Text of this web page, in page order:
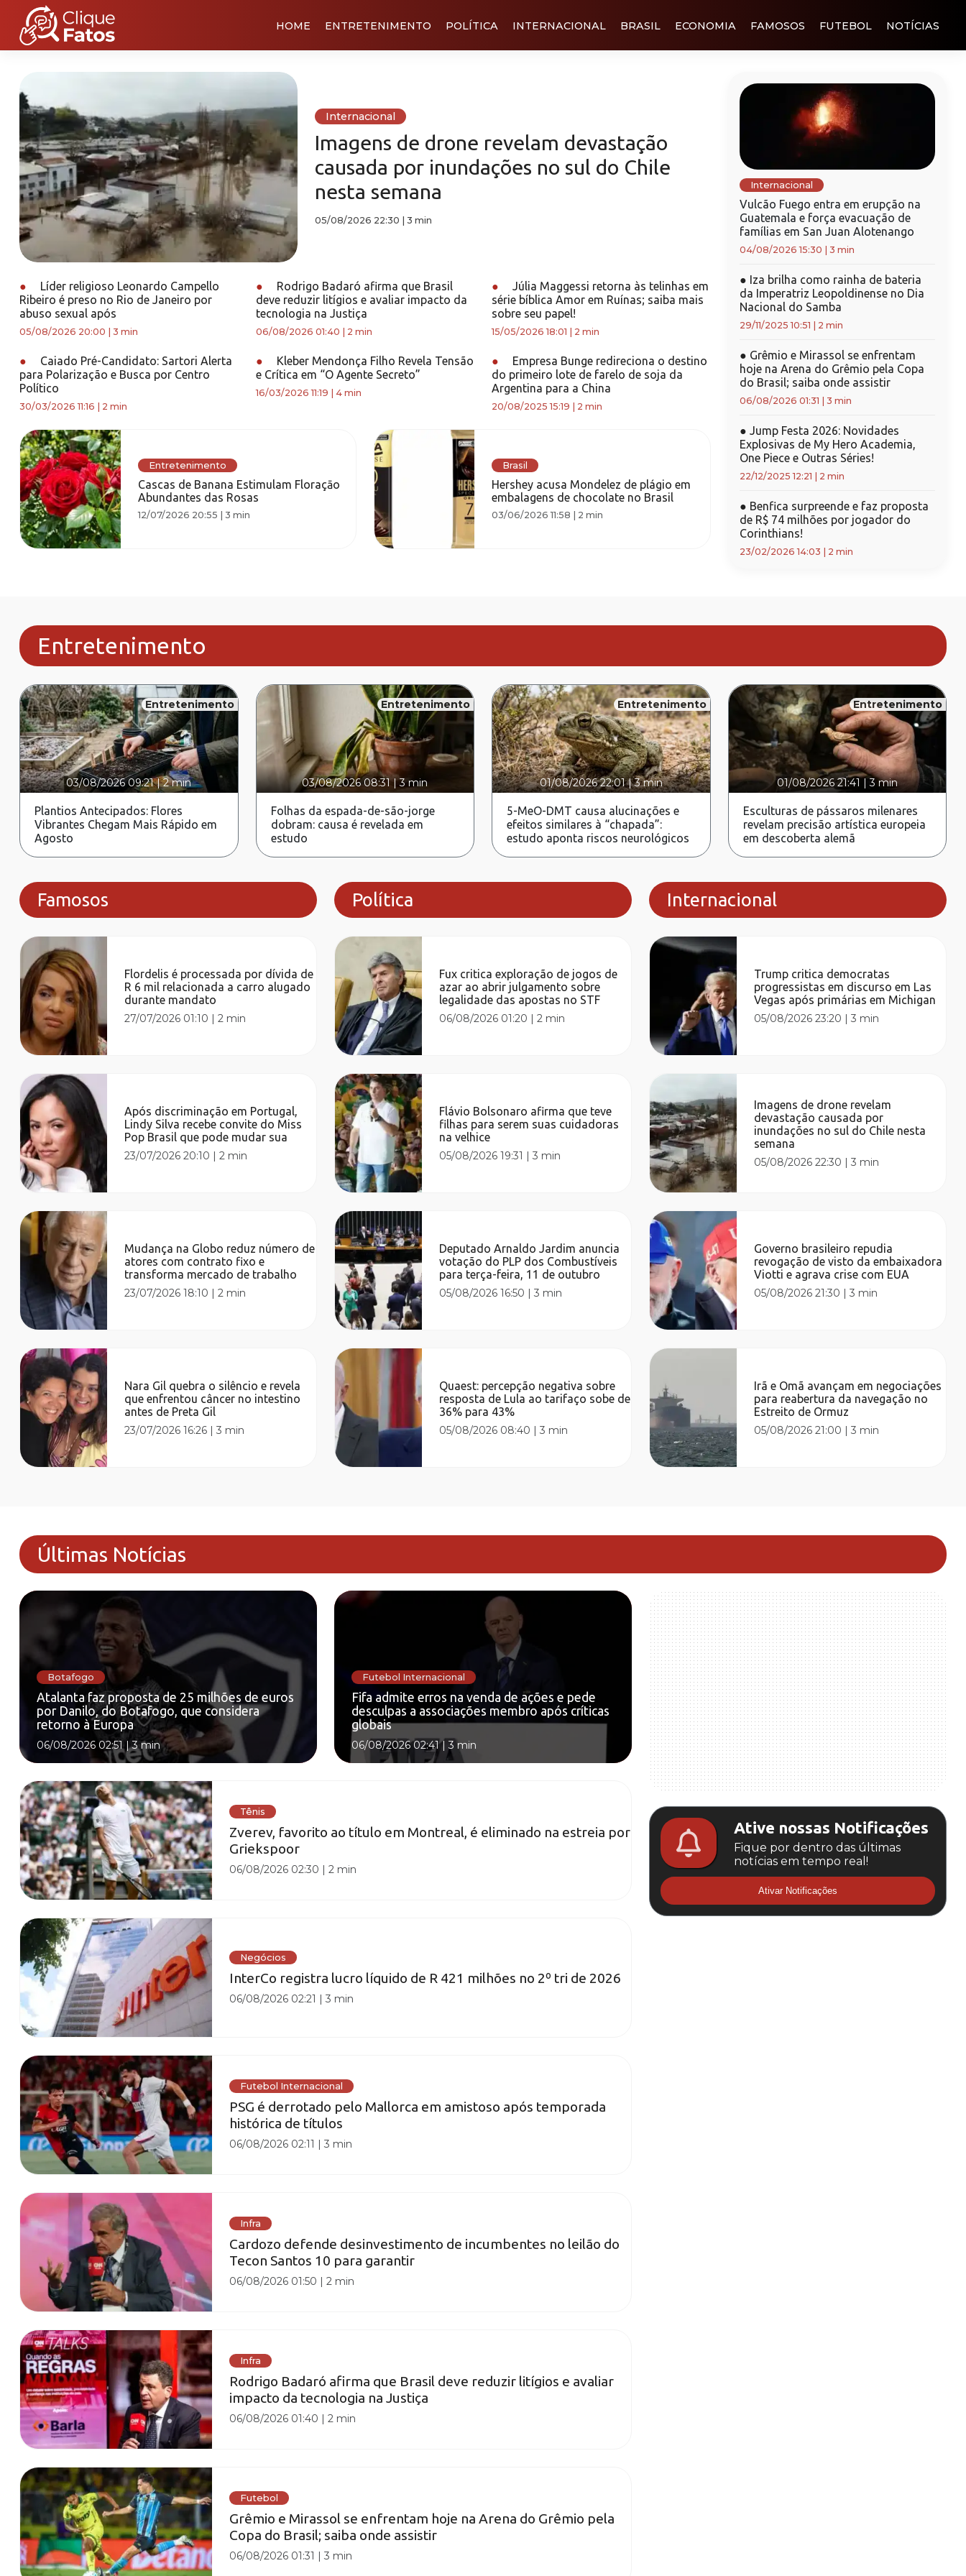
HOME ENTRETENIMENTO POLÍTICA INTERNACIONAL BRASIL ECONOMIA FAMOSOS FUTEBOL NOTÍCIAS
Internacional
Imagens de drone revelam devastação
causada por inundações no sul do Chile
nesta semana
05/08/2026 22:30 3 min
●
Líder religioso Leonardo Campello
Ribeiro é preso no Rio de Janeiro por
abuso sexual após
05/08/2026 20:00 3 min
●
Rodrigo Badaró afirma que Brasil
deve reduzir litígios e avaliar impacto da
tecnologia na Justiça
06/08/2026 01:40 2 min
●
Júlia Maggessi retorna às telinhas em
série bíblica Amor em Ruínas; saiba mais
sobre seu papel!
15/05/2026 18:01 2 min
●
Caiado Pré-Candidato: Sartori Alerta
para Polarização e Busca por Centro
Político
30/03/2026 11:16 2 min
●
Kleber Mendonça Filho Revela Tensão
e Crítica em “O Agente Secreto”
16/03/2026 11:19 4 min
●
Empresa Bunge redireciona o destino
do primeiro lote de farelo de soja da
Argentina para a China
20/08/2025 15:19 2 min
Entretenimento
Cascas de Banana Estimulam Floraçāo
Abundantes das Rosas
12/07/2026 20:55 | 3 min
Brasil
Hershey acusa Mondelez de plágio em
embalagens de chocolate no Brasil
03/06/2026 11:58 | 2 min
Internacional
Vulcão Fuego entra em erupção na
Guatemala e força evacuação de
famílias em San Juan Alotenango
04/08/2026 15:30 3 min
● Iza brilha como rainha de bateria
da Imperatriz Leopoldinense no Dia
Nacional do Samba
29/11/2025 10:51 2 min
● Grêmio e Mirassol se enfrentam
hoje na Arena do Grêmio pela Copa
do Brasil; saiba onde assistir
06/08/2026 01:31 3 min
● Jump Festa 2026: Novidades
Explosivas de My Hero Academia,
One Piece e Outras Séries!
22/12/2025 12:21 2 min
● Benfica surpreende e faz proposta
de R$ 74 milhões por jogador do
Corinthians!
23/02/2026 14:03 2 min
Entretenimento
Entretenimento
03/08/2026 09:21|2 min
Plantios Antecipados: Flores
Vibrantes Chegam Mais Rápido em
Agosto
Entretenimento
03/08/2026 08:31|3 min
Folhas da espada-de-são-jorge
dobram: causa é revelada em
estudo
Entretenimento
01/08/2026 22:01|3 min
5-MeO-DMT causa alucinações e
efeitos similares à “chapada”:
estudo aponta riscos neurológicos
Entretenimento
01/08/2026 21:41 |3 min
Esculturas de pássaros milenares
revelam precisão artística europeia
em descoberta alemã
Famosos
Flordelis é processada por dívida de
R 6 mil relacionada a carro alugado
durante mandato
27/07/2026 01:10 |2 min
Após discriminação em Portugal,
Lindy Silva recebe convite do Miss
Pop Brasil que pode mudar sua
23/07/2026 20:10 |2 min
Mudança na Globo reduz número de
atores com contrato fixo e
transforma mercado de trabalho
23/07/2026 18:10 |2 min
Nara Gil quebra o silêncio e revela
que enfrentou câncer no intestino
antes de Preta Gil
23/07/2026 16:26 |3 min
Política
Fux critica exploração de jogos de
azar ao abrir julgamento sobre
legalidade das apostas no STF
06/08/2026 01:20 |2 min
Flávio Bolsonaro afirma que teve
filhas para serem suas cuidadoras
na velhice
05/08/2026 19:31 |3 min
Deputado Arnaldo Jardim anuncia
votação do PLP dos Combustíveis
para terça-feira, 11 de outubro
05/08/2026 16:50 |3 min
Quaest: percepção negativa sobre
resposta de Lula ao tarifaço sobe de
36% para 43%
05/08/2026 08:40 |3 min
Internacional
Trump critica democratas
progressistas em discurso em Las
Vegas após primárias em Michigan
05/08/2026 23:20 |3 min
Imagens de drone revelam
devastação causada por
inundações no sul do Chile nesta
semana
05/08/2026 22:30 |3 min
Governo brasileiro repudia
revogação de visto da embaixadora
Viotti e agrava crise com EUA
05/08/2026 21:30 |3 min
Irã e Omã avançam em negociações
para reabertura da navegação no
Estreito de Ormuz
05/08/2026 21:00 |3 min
Últimas Notícias
Botafogo
Atalanta faz proposta de 25 milhões de euros
por Danilo, do Botafogo, que considera
retorno à Europa
06/08/2026 02:51 |3 min
Futebol Internacional
Fifa admite erros na venda de ações e pede
desculpas a associações membro após críticas
globais
06/08/2026 02:41|3 min
Tênis
Zverev, favorito ao título em Montreal, é eliminado na estreia por
Griekspoor
06/08/2026 02:30 |2 min
Negócios
InterCo registra lucro líquido de R 421 milhões no 2º tri de 2026
06/08/2026 02:21 |3 min
Futebol Internacional
PSG é derrotado pelo Mallorca em amistoso após temporada
histórica de títulos
06/08/2026 02:11 |3 min
Infra
Cardozo defende desinvestimento de incumbentes no leilão do
Tecon Santos 10 para garantir
06/08/2026 01:50 |2 min
Infra
Rodrigo Badaró afirma que Brasil deve reduzir litígios e avaliar
impacto da tecnologia na Justiça
06/08/2026 01:40 |2 min
Futebol
Grêmio e Mirassol se enfrentam hoje na Arena do Grêmio pela
Copa do Brasil; saiba onde assistir
06/08/2026 01:31 |3 min
Ative nossas Notificações
Fique por dentro das últimas
notícias em tempo real!
Ativar Notificações